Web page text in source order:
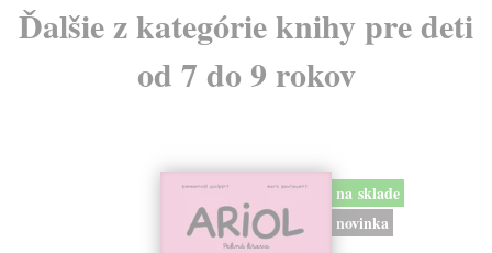
Ďalšie z kategórie knihy pre deti
od 7 do 9 rokov
na sklade
novinka